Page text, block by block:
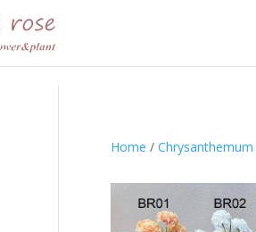
Home / Chrysanthemum